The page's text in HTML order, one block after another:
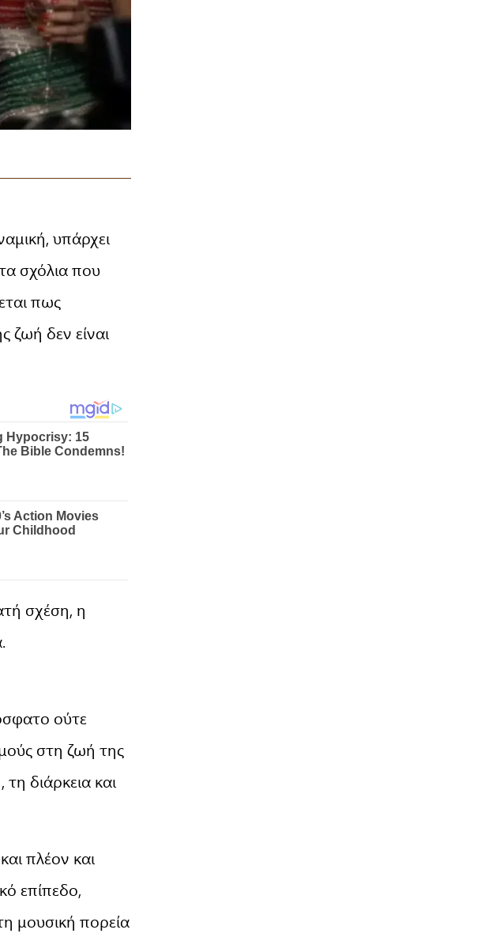
υπάρχει
σχόλια που
πως
ζωή δεν είναι
σχέση, η
ούτε
στη ζωή της
διάρκεια και
πλέον και
επίπεδο,
μουσική πορεία